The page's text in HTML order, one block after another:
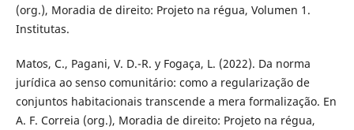
(org.), Moradia de direito: Projeto na régua, Volumen 1.
Institutas.
Matos, C., Pagani, V. D.-R. y Fogaça, L. (2022). Da norma
jurídica ao senso comunitário: como a regularização de
conjuntos habitacionais transcende a mera formalização. En
A. F. Correia (org.), Moradia de direito: Projeto na régua,